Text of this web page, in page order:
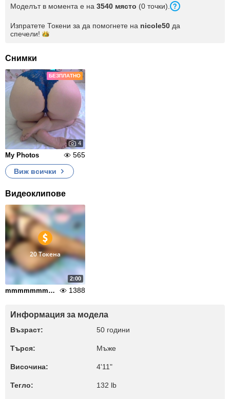
Моделът в момента е на 3540 място (0 точки).
Изпратете Токени за да помогнете на nicole50 да
спечели!
Снимки
БЕЗПЛАТНО
4
My Photos
565
Виж всички
Видеоклипове
2:00
20 Токена
mmmmmmmmmmm! 1388
Информация за модела
Възраст: 50 години
Търся: Мъже
Височина: 4'11"
Тегло: 132 lb